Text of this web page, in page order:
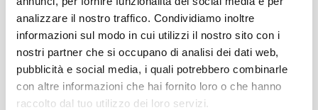
analizzare il nostro traffico. Condividiamo inoltre
informazioni sul modo in cui utilizzi il nostro sito con i
nostri partner che si occupano di analisi dei dati web,
pubblicità e social media, i quali potrebbero combinarle
con altre informazioni che hai fornito loro o che hanno
raccolto dal tuo utilizzo dei loro servizi.
Alessandro Alfonsetti